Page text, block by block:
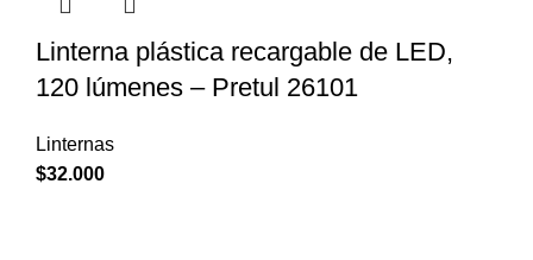
Linterna plástica recargable de LED,
120 lúmenes – Pretul 26101
Linternas
$32.000